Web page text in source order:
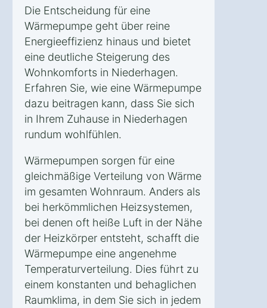
Die Entscheidung für eine
Wärmepumpe geht über reine
Energieeffizienz hinaus und bietet
eine deutliche Steigerung des
Wohnkomforts in Niederhagen.
Erfahren Sie, wie eine Wärmepumpe
dazu beitragen kann, dass Sie sich
in Ihrem Zuhause in Niederhagen
rundum wohlfühlen.
Wärmepumpen sorgen für eine
gleichmäßige Verteilung von Wärme
im gesamten Wohnraum. Anders als
bei herkömmlichen Heizsystemen,
bei denen oft heiße Luft in der Nähe
der Heizkörper entsteht, schafft die
Wärmepumpe eine angenehme
Temperaturverteilung. Dies führt zu
einem konstanten und behaglichen
Raumklima, in dem Sie sich in jedem